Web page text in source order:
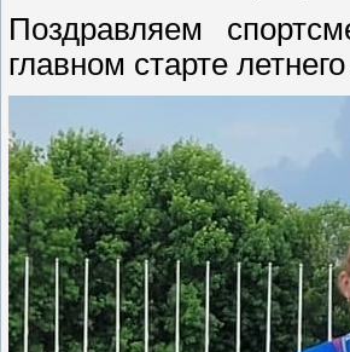
Поздравляем
главном старте